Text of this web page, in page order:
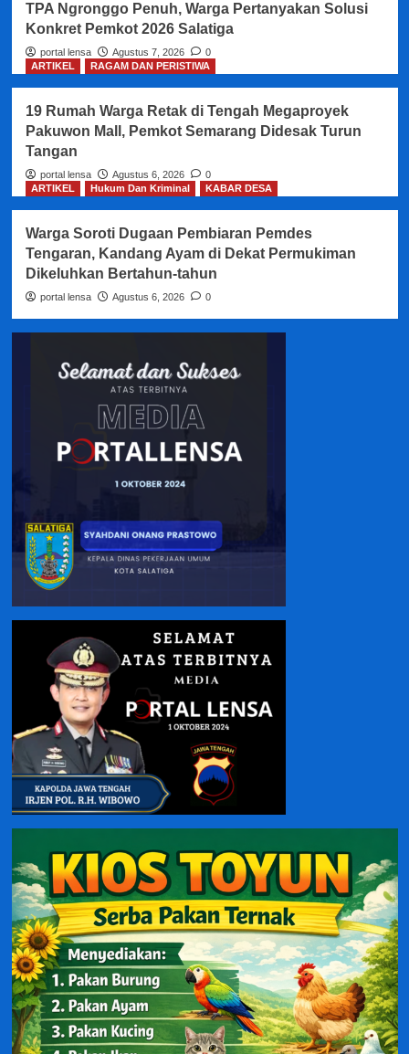
TPA Ngronggo Penuh, Warga Pertanyakan Solusi
Konkret Pemkot 2026 Salatiga
portal lensa Agustus 7, 2026
0
ARTIKEL
RAGAM DAN PERISTIWA
19 Rumah Warga Retak di Tengah Megaproyek
Pakuwon Mall, Pemkot Semarang Didesak Turun
Tangan
portal lensa Agustus 6, 2026
0
ARTIKEL
Hukum Dan Kriminal KABAR DESA
Warga Soroti Dugaan Pembiaran Pemdes
Tengaran, Kandang Ayam di Dekat Permukiman
Dikeluhkan Bertahun-tahun
portal lensa Agustus 6, 2026 0